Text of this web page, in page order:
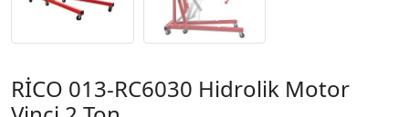
RİCO 013-RC6030 Hidrolik Motor